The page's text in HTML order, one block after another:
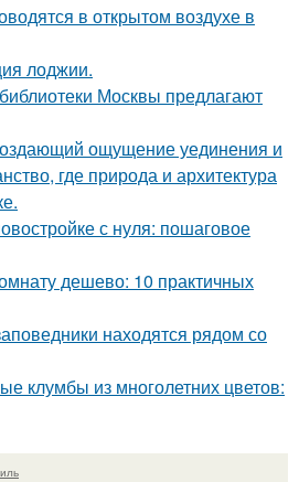
в открытом воздухе в
лоджии.
Москвы предлагают
ощущение уединения и
где природа и архитектура
с нуля: пошаговое
дешево: 10 практичных
находятся рядом со
клумбы из многолетних цветов: